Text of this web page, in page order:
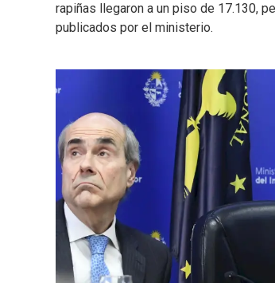
rapiñas llegaron a un piso de 17.130,
publicados por el ministerio.